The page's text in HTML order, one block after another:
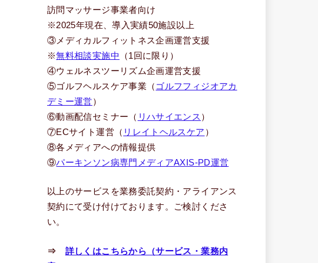
訪問マッサージ事業者向け
※2025年現在、導入実績50施設以上
③メディカルフィットネス企画運営支援
※無料相談実施中
（1回に限り）
④ウェルネスツーリズム企画運営支援
⑤ゴルフヘルスケア事業（ ゴルフフィジオアカ
デミー運営）
⑥動画配信セミナー（ リハサイエンス ）
⑦ECサイト運営（ リレイトヘルスケア ）
⑧各メディアへの情報提供
⑨パーキンソン病専門メディアAXIS-PD運営
以上のサービスを業務委託契約・アライアンス
契約にて受け付けております。ご検討くださ
い。
⇒ 詳しくはこちらから（サービス・業務内